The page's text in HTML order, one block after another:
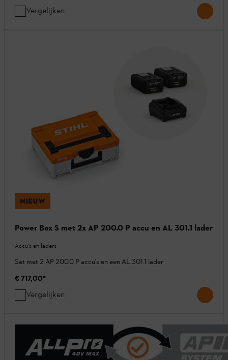
Vergelijken
NIEUW
Power Box S met 2x AP 200.0 P accu en AL 301.1 lader
Accu’s en laders
Set met 2 AP 200.0 P accu's en een AL 301.1 lader
€ 717,00*
Vergelijken